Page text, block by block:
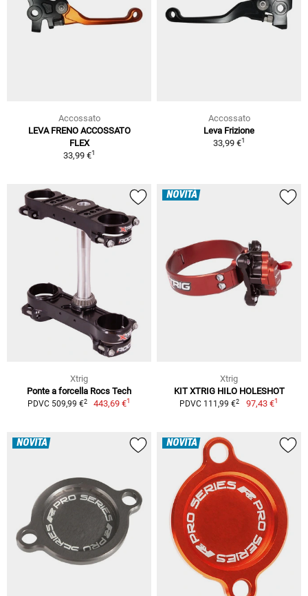
Accossato
LEVA FRENO ACCOSSATO
FLEX
33,99 €1
Accossato
Leva Frizione
33,99 €1
Xtrig
Ponte a forcella Rocs Tech
PDVC 509,99 €2 443,69 €1
NOVITÀ
Xtrig
KIT XTRIG HILO HOLESHOT
PDVC 111,99 €2 97,43 €1
NOVITÀ NOVITÀ